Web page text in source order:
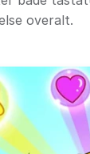
overalt.